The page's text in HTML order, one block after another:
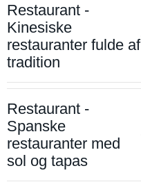
Restaurant -
Kinesiske
restauranter fulde af
tradition
Restaurant -
Spanske
restauranter med
sol og tapas